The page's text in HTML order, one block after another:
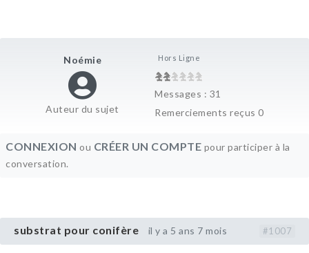
Noémie
Auteur du sujet
Hors Ligne
Messages : 31
Remerciements reçus 0
CONNEXION ou CRÉER UN COMPTE pour participer à la
conversation.
substrat pour conifère il y a 5 ans 7 mois #1007